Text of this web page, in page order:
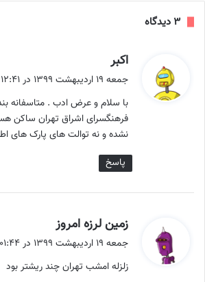
‫۳ دیدگاه
اکبر
ف
:
جمعه ۱۹ اردیبهشت ۱۳۹۹ در ۱۲:۴۱
با سلام و عرض ادب . متاسفانه
فرهنگسرای اشراق تهران ساکن
نشده و نه توالت های پارک های
پاسخ
زمین لرزه امروز
ف
:
جمعه ۱۹ اردیبهشت ۱۳۹۹ در ۰۱:۴۴
زلزله امشب تهران چند ریشتر بود